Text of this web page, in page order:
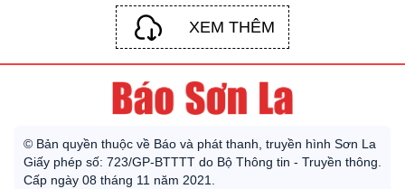
XEM THÊM
© Bản quyền thuộc về Báo và phát thanh, truyền hình Sơn La
Giấy phép số: 723/GP-BTTTT do Bộ Thông tin - Truyền thông.
Cấp ngày 08 tháng 11 năm 2021.